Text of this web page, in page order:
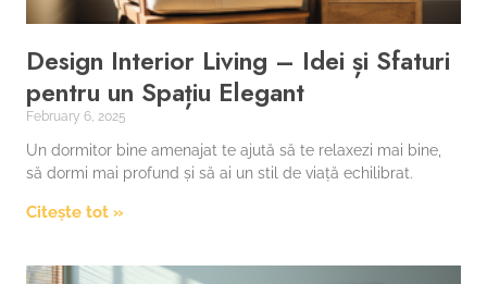
Design Interior Living – Idei și Sfaturi
pentru un Spațiu Elegant
February 6, 2025
Un dormitor bine amenajat te ajută să te relaxezi mai bine,
să dormi mai profund și să ai un stil de viață echilibrat.
Citește tot »